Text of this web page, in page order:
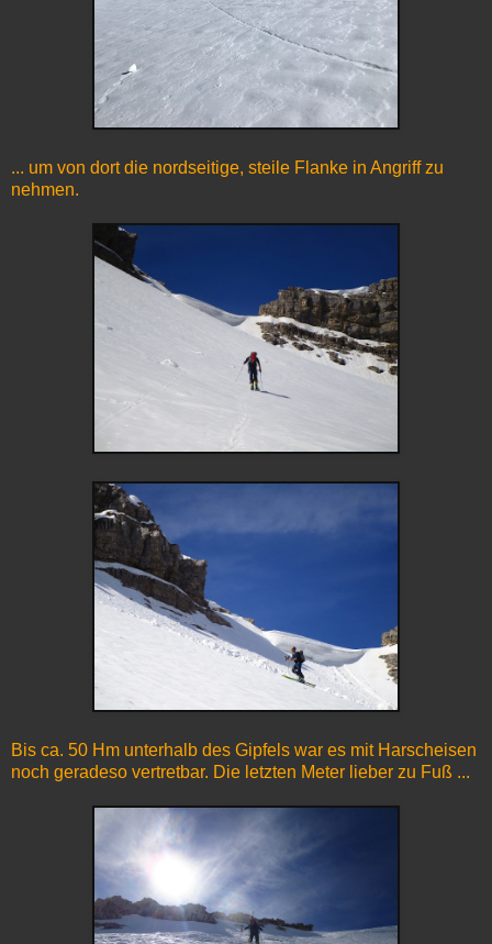
... um von dort die nordseitige, steile Flanke in Angriff zu
nehmen.
Bis ca. 50 Hm unterhalb des Gipfels war es mit Harscheisen
noch geradeso vertretbar. Die letzten Meter lieber zu Fuß ...